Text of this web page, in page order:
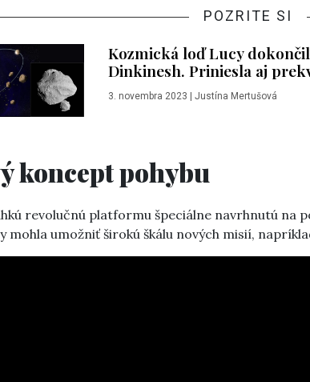
POZRITE SI
Kozmická loď Lucy
Dinkinesh. Priniesla aj
3. novembra 2023 Justína Mertušová
koncept pohybu
revolučnú platformu špeciálne navrhnutú na
mohla umožniť širokú škálu nových misií,